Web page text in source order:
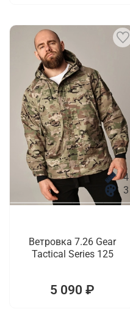
4
3
Ветровка 7.26 Gear
Tactical Series 125
5 090 ₽